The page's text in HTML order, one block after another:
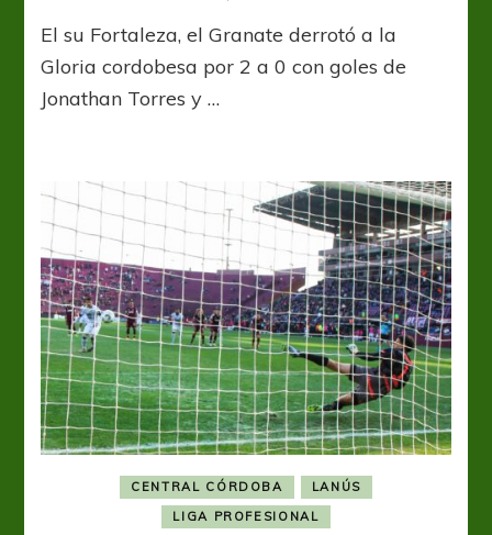
le
ganó
El su Fortaleza, el Granate derrotó a la
Gloria cordobesa por 2 a 0 con goles de
Jonathan Torres y …
CENTRAL CÓRDOBA
LANÚS
LIGA PROFESIONAL